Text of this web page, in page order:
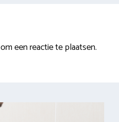
om een reactie te plaatsen.